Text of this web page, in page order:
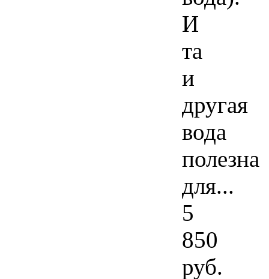
И
та
и
другая
вода
полезна
для...
5
850
руб.